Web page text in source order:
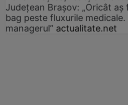
Județean Brașov: „Oricât
bag peste fluxurile
managerul” actualitate.net